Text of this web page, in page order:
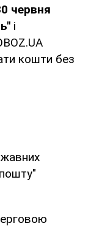
червня
і
кошти без